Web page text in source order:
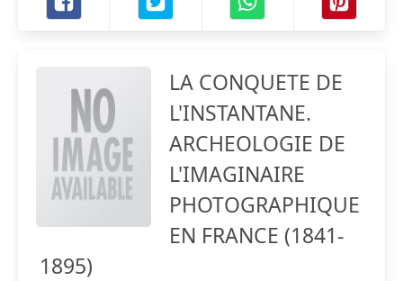
LA CONQUETE DE
L'INSTANTANE.
ARCHEOLOGIE DE
L'IMAGINAIRE
PHOTOGRAPHIQUE
EN FRANCE (1841-
1895)